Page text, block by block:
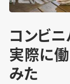
コンビ
実際に
みた